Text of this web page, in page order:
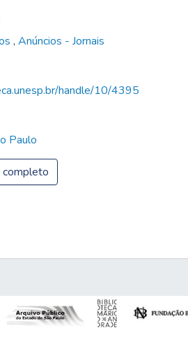
, Anúncios - Jornais
handle/10/4395
Paulo
completo